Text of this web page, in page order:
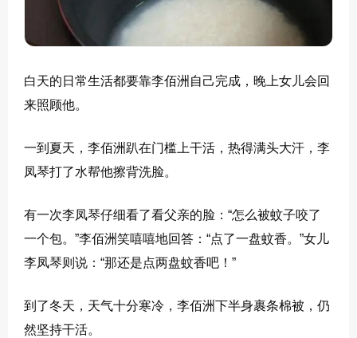
白天的日常生活都要靠李佰洲自己完成，晚上女儿会回
来照顾他。
一到夏天，李佰洲趴在门槛上干活，热得满头大汗，李
凤琴打了水帮他擦背洗脸。
有一次李凤琴仔细看了看父亲的脸：“怎么被蚊子咬了
一个包。”李佰洲笑嘻嘻地回答：“点了一盘蚊香。”女儿
李凤琴则说：“那还是点两盘蚊香吧！”
到了冬天，天气十分寒冷，李佰洲下半身裹条棉被，仍
然坚持干活。